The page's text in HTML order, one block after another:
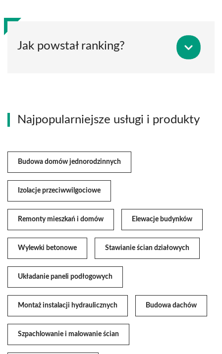
Jak powstał ranking?
Najpopularniejsze usługi i produkty
Budowa domów jednorodzinnych
Izolacje przeciwwilgociowe
Remonty mieszkań i domów Elewacje budynków
Wylewki betonowe Stawianie ścian działowych
Układanie paneli podłogowych
Montaż instalacji hydraulicznych Budowa dachów
Szpachlowanie i malowanie ścian